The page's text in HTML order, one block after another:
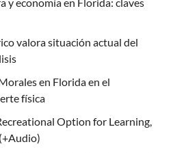
valora situación actual del
en Florida en el
física
Option for Learning,